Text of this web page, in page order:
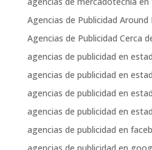
Agencias de Publicidad Around
Agencias de Publicidad Cerca
agencias de publicidad en
agencias de publicidad en
agencias de publicidad en
agencias de publicidad en
agencias de publicidad en
agencias de publicidad en